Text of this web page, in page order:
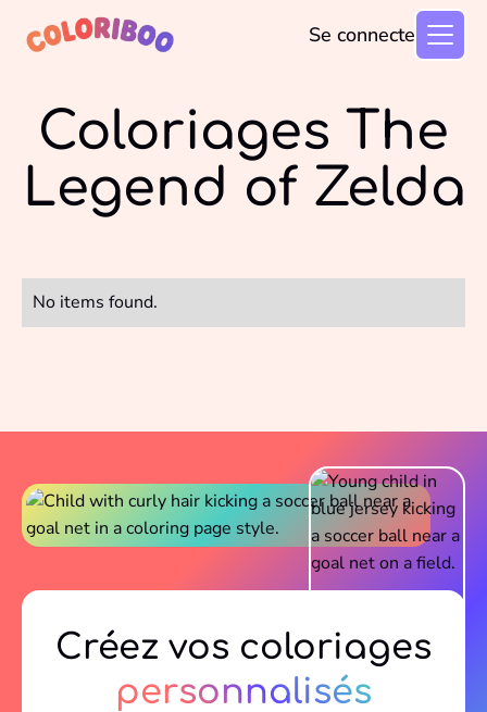
Se connecter
Coloriages The
Legend of Zelda
No items found.
Créez vos coloriages
personnalisés